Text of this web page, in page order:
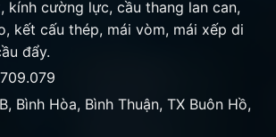
kính cường lực, cầu thang lan can,
kết cấu thép, mái vòm, mái xếp di
đẩy.
Bình Hòa, Bình Thuận, TX Buôn Hồ,